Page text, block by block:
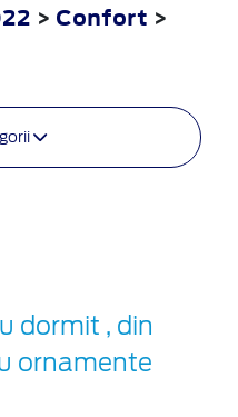
> Confort >
dormit , din
ornamente